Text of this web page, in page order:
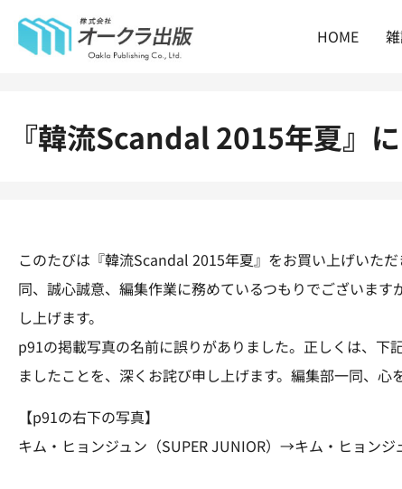
HOME
『韓流Scandal 2015年夏』
このたびは『韓流Scandal 2015年夏』をお買い上げいた
同、誠心誠意、編集作業に務めているつもりでございま
し上げます。
p91の掲載写真の名前に誤りがありました。正しくは、下
ましたことを、深くお詫び申し上げます。編集部一同、心
【p91の右下の写真】
キム・ヒョンジュン（SUPER JUNIOR）→キム・ヒョンジ